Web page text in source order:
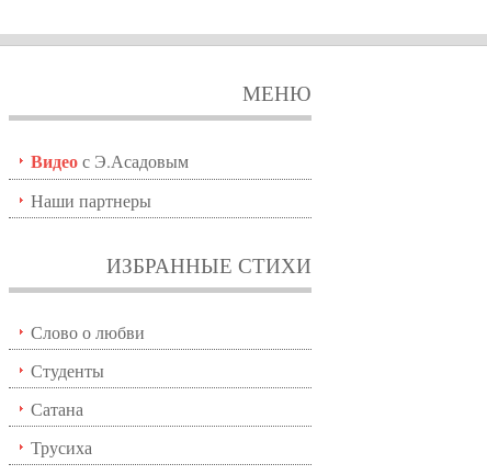
МЕНЮ
Видеос Э.Асадовым
Наши партнеры
ИЗБРАННЫЕ СТИХИ
Слово о любви
Студенты
Сатана
Трусиха